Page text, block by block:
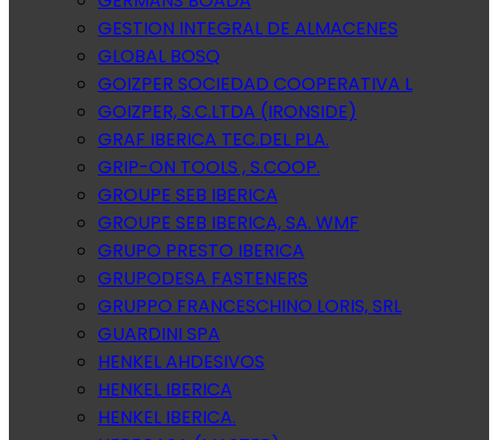
GESTION INTEGRAL DE ALMACENES
GLOBAL BOSQ
GOIZPER SOCIEDAD COOPERATIVA L
GOIZPER, S.C.LTDA (IRONSIDE)
GRAF IBERICA TEC.DEL PLA.
GRIP-ON TOOLS , S.COOP.
GROUPE SEB IBERICA
GROUPE SEB IBERICA, SA. WMF
GRUPO PRESTO IBERICA
GRUPODESA FASTENERS
GRUPPO FRANCESCHINO LORIS, SRL
GUARDINI SPA
HENKEL AHDESIVOS
HENKEL IBERICA
HENKEL IBERICA.